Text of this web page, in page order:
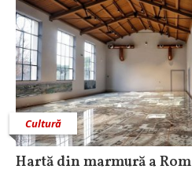
Cultură
Hartă din marmură a